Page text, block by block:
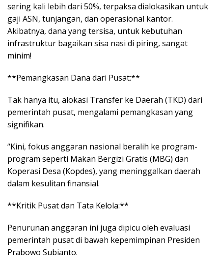
sering kali lebih dari 50%, terpaksa dialokasikan untuk
gaji ASN, tunjangan, dan operasional kantor.
Akibatnya, dana yang tersisa, untuk kebutuhan
infrastruktur bagaikan sisa nasi di piring, sangat
minim!
**Pemangkasan Dana dari Pusat:**
Tak hanya itu, alokasi Transfer ke Daerah (TKD) dari
pemerintah pusat, mengalami pemangkasan yang
signifikan.
“Kini, fokus anggaran nasional beralih ke program-
program seperti Makan Bergizi Gratis (MBG) dan
Koperasi Desa (Kopdes), yang meninggalkan daerah
dalam kesulitan finansial.
**Kritik Pusat dan Tata Kelola:**
Penurunan anggaran ini juga dipicu oleh evaluasi
pemerintah pusat di bawah kepemimpinan Presiden
Prabowo Subianto.